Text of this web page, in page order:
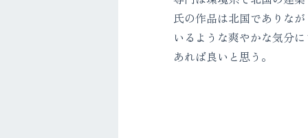
氏の作品は北国でありな
いるような爽やかな気分
あれば良いと思う。